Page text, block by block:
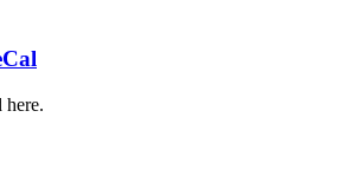
here.